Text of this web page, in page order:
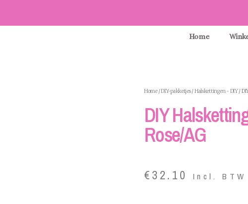
Home
Home/DIY-pakketjes/Halskettingen - DIY/
DIY
Rose/AG
€32.10 Incl. BTW